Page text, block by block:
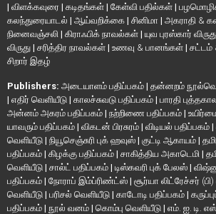
| விளக்கவுரை | கடிதங்கள் | கேள்வி பதில்கள் |
கலந்துரையாடல் | ஆய்வறிக்கை | சினிமா | அகராதி &
நினைவஞ்சலி | கிராஃபிக் நாவல்கள் | யுவ புரஸ்கார்
விருது | சரித்திர நாவல்கள் | உணவு & பானங்கள் | சட்டம்
சிறார் இதழ்
Publishers: அடையாளம் பதிப்பகம் | தன்னறம்
| எதிர் வெளியீடு | காலச்சுவடு பதிப்பகம் | பாரதி
அன்னம் அகரம் பதிப்பகம் | நற்றிணை பதிப்பகம் |
யாவரும் பதிப்பகம் | விகடன் பிரசுரம் | விடியல் பதிப்பகம் |
வெளியீடு | நியூசெஞ்சுரி புக் ஹவுஸ் | குட்டி ஆகாயம் |
பதிப்பகம் | கிழக்கு பதிப்பகம் | சாகித்திய அகாடெமி |
வெளியீடு | சால்ட் பதிப்பகம் | டிஸ்கவரி புக் பேலஸ் |
பதிப்பகம் | நோராப் இம்ப்ரிண்ட்ஸ் | சூர்யா லிட்ரேச்சர் (பி)
வெளியீடு | பரிசல் வெளியீடு | காடோடி பதிப்பகம் |
பதிப்பகம் | நூல் வனம் | கொம்பு வெளியீடு | எம். ஐ. டி.